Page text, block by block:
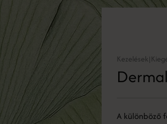
Kezelések|
A különböző